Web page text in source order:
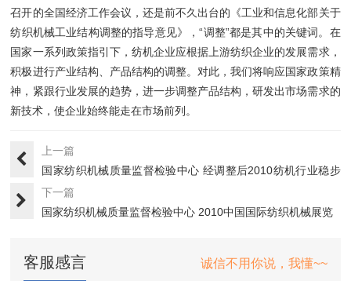
召开的全国经济工作会议，还是前不久出台的《工业和信息化部关于
纺织机械工业结构调整的指导意见》，“调整”都是其中的关键词。在
国家一系列政策指引下，纺机企业应根据上游纺织企业的发展需求，
积极进行产业结构、产品结构的调整。对此，我们将响应国家政策精
神，紧跟行业发展的趋势，进一步调整产品结构，研发出市场需求的
新技术，使企业始终能走在市场前列。
上一篇
国家纺织机械质量监督检验中心 经调整后2010纺机行业稳步
增···
下一篇
国家纺织机械质量监督检验中心 2010中国国际纺织机械展览
客服感言 诚信不用你说，我懂~~